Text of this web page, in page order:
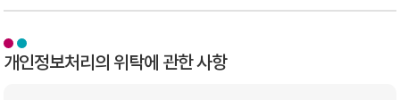
개인정보처리의 위탁에 관한 사항